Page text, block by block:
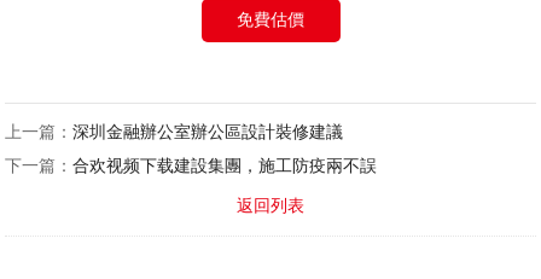
免費估價
上一篇：深圳金融辦公室辦公區設計裝修建議
下一篇：合欢视频下载建設集團，施工防疫兩不誤
返回列表